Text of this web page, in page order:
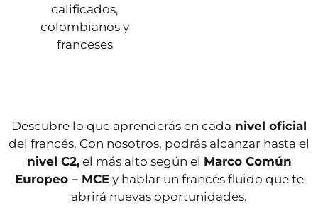
calificados,
colombianos y
franceses
Descubre lo que aprenderás en cada nivel oficial
del francés. Con nosotros, podrás alcanzar hasta el
nivel C2,el más alto según el Marco Común
Europeo – MCEy hablar un francés fluido que te
abrirá nuevas oportunidades.
Según el Marco Común
Europeo de Referencia
como, frases sencillas
que lograrán satisfacer
necesidades del día a
día.
básica sobre sí mismo y
su familia, compras,
lugares de interés,
ocupaciones, etc.)